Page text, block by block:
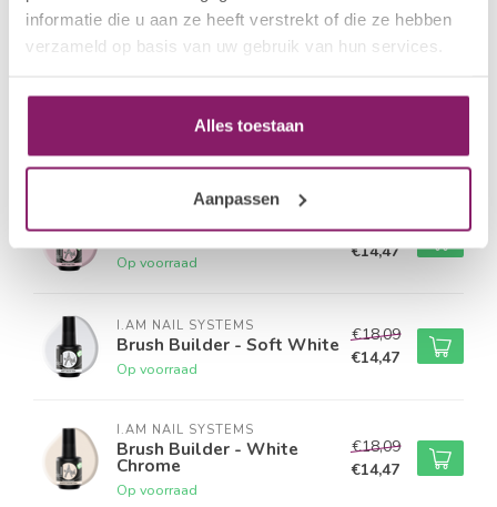
informatie die u aan ze heeft verstrekt of die ze hebben
verzameld op basis van uw gebruik van hun services.
Alles toestaan
Aanpassen
Gerelateerde producten
I.AM NAIL SYSTEMS
Brush Builder - Rose
Op voorraad
Brush Builder - Baby Pink
Op voorraad
€18,09
€14,47
I.AM NAIL SYSTEMS
Brush Builder - Soft White
Op voorraad
€18,09
€14,47
I.AM NAIL SYSTEMS
Brush Builder - White
Chrome
Op voorraad
€18,09
€14,47